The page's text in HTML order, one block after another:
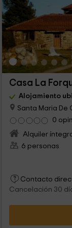
Casa La
Alojamiento
Santa Maria De
0
Alquiler
6 personas
Contacto
Cancelación 30